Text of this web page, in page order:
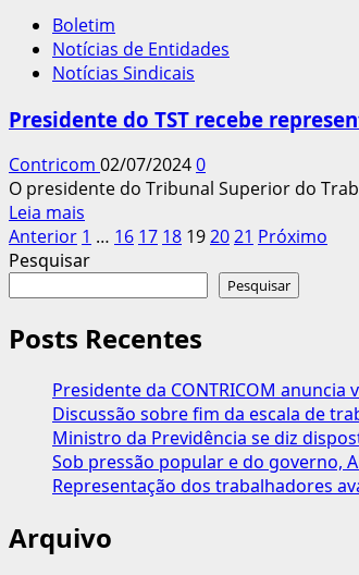
do
FGTS
Divulgada
relação
de
sindicais
precisam
atualizar
cadastro
no
MTE
Boletim
Notícias de Entidades
Notícias Sindicais
Presidente do TST recebe
Contricom 02/07/20240
O presidente do Tribunal Superior do
Leia mais
mais
sobre
TST
recebe
representantes
das
Centrais
Sindicais
Paginação
dos
Anterior 1 … 16 17 18 192021 Próximo
Pesquisar
Pesquisar
Posts Recentes
Presidente da CONTRICOM
Discussão sobre fim da escala de
Ministro da Previdência se diz
Sob pressão popular e do governo,
Representação dos trabalhadores
Arquivo